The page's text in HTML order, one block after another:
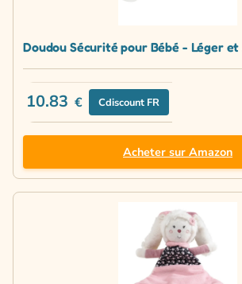
Doudou Sécurité pour Bébé - Léger et
10.83 € Cdiscount FR
Acheter sur Amazon